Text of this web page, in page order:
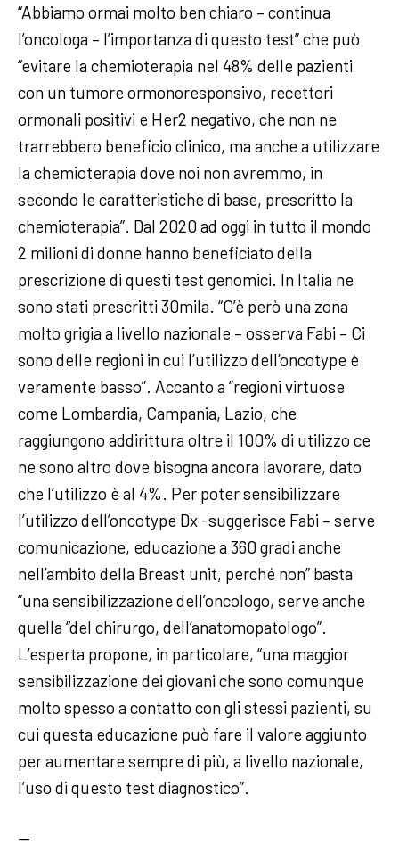
“Abbiamo ormai molto ben chiaro – continua
l’oncologa – l’importanza di questo test” che può
“evitare la chemioterapia nel 48% delle pazienti
con un tumore ormonoresponsivo, recettori
ormonali positivi e Her2 negativo, che non ne
trarrebbero beneficio clinico, ma anche a utilizzare
la chemioterapia dove noi non avremmo, in
secondo le caratteristiche di base, prescritto la
chemioterapia”. Dal 2020 ad oggi in tutto il mondo
2 milioni di donne hanno beneficiato della
prescrizione di questi test genomici. In Italia ne
sono stati prescritti 30mila. “C’è però una zona
molto grigia a livello nazionale – osserva Fabi – Ci
sono delle regioni in cui l’utilizzo dell’oncotype è
veramente basso”. Accanto a “regioni virtuose
come Lombardia, Campania, Lazio, che
raggiungono addirittura oltre il 100% di utilizzo ce
ne sono altro dove bisogna ancora lavorare, dato
che l’utilizzo è al 4%. Per poter sensibilizzare
l’utilizzo dell’oncotype Dx -suggerisce Fabi – serve
comunicazione, educazione a 360 gradi anche
nell’ambito della Breast unit, perché non” basta
“una sensibilizzazione dell’oncologo, serve anche
quella “del chirurgo, dell’anatomopatologo”.
L’esperta propone, in particolare, “una maggior
sensibilizzazione dei giovani che sono comunque
molto spesso a contatto con gli stessi pazienti, su
cui questa educazione può fare il valore aggiunto
per aumentare sempre di più, a livello nazionale,
l’uso di questo test diagnostico”.
—